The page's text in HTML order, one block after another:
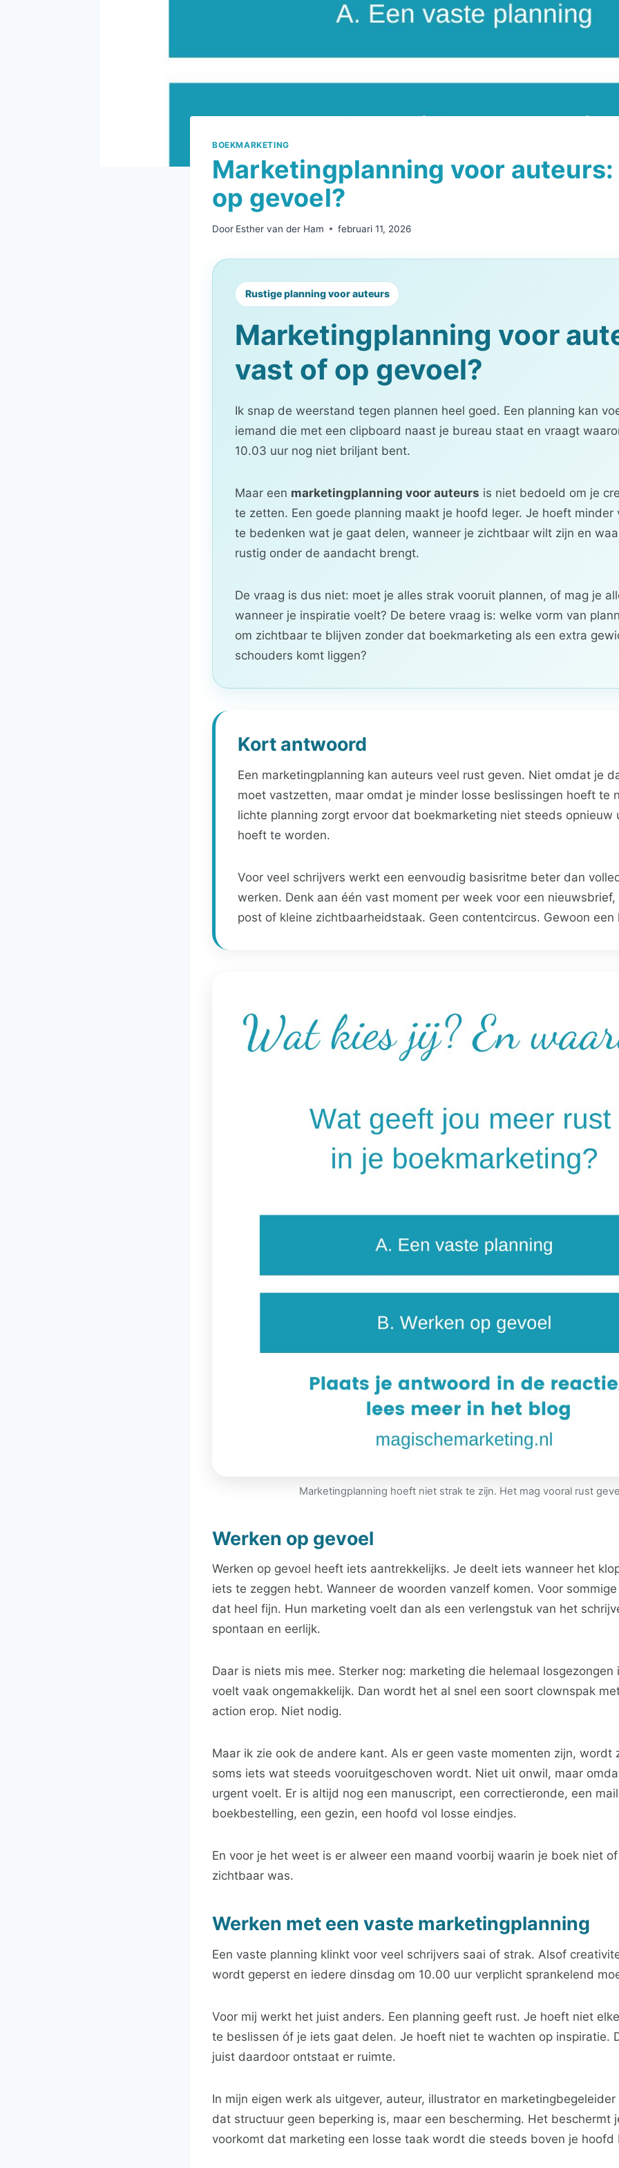
BOEKMARKETING
Marketingplanning voor
op gevoel?
Door Esther van der Ham februari 11, 2026
Rustige planning voor auteurs
Marketingplanning voor
vast of op gevoel?
Ik snap de weerstand tegen plannen heel goed. Een planning kan
iemand die met een clipboard naast je bureau staat en vraagt
10.03 uur nog niet briljant bent.
Maar een marketingplanning voor auteurs is niet bedoeld om je
te zetten. Een goede planning maakt je hoofd leger. Je hoeft minder
te bedenken wat je gaat delen, wanneer je zichtbaar wilt zijn en
rustig onder de aandacht brengt.
De vraag is dus niet: moet je alles strak vooruit plannen, of mag je
wanneer je inspiratie voelt? De betere vraag is: welke vorm van
om zichtbaar te blijven zonder dat boekmarketing als een extra
schouders komt liggen?
Kort antwoord
Een marketingplanning kan auteurs veel rust geven. Niet omdat je
moet vastzetten, maar omdat je minder losse beslissingen hoeft te
lichte planning zorgt ervoor dat boekmarketing niet steeds opnieuw
hoeft te worden.
Voor veel schrijvers werkt een eenvoudig basisritme beter dan
werken. Denk aan één vast moment per week voor een
post of kleine zichtbaarheidstaak. Geen contentcircus. Gewoon een
Marketingplanning hoeft niet strak te zijn. Het mag vooral rust
Werken op gevoel
Werken op gevoel heeft iets aantrekkelijks. Je deelt iets wanneer het
iets te zeggen hebt. Wanneer de woorden vanzelf komen. Voor
dat heel fijn. Hun marketing voelt dan als een verlengstuk van het
spontaan en eerlijk.
Daar is niets mis mee. Sterker nog: marketing die helemaal
voelt vaak ongemakkelijk. Dan wordt het al snel een soort clownspak
action erop. Niet nodig.
Maar ik zie ook de andere kant. Als er geen vaste momenten zijn, wordt
soms iets wat steeds vooruitgeschoven wordt. Niet uit onwil, maar
urgent voelt. Er is altijd nog een manuscript, een correctieronde, een
boekbestelling, een gezin, een hoofd vol losse eindjes.
En voor je het weet is er alweer een maand voorbij waarin je boek niet
zichtbaar was.
Werken met een vaste marketingplanning
Een vaste planning klinkt voor veel schrijvers saai of strak. Alsof
wordt geperst en iedere dinsdag om 10.00 uur verplicht sprankelend
Voor mij werkt het juist anders. Een planning geeft rust. Je hoeft niet
te beslissen óf je iets gaat delen. Je hoeft niet te wachten op inspiratie.
juist daardoor ontstaat er ruimte.
In mijn eigen werk als uitgever, auteur, illustrator en
dat structuur geen beperking is, maar een bescherming. Het beschermt
voorkomt dat marketing een losse taak wordt die steeds boven je hoofd